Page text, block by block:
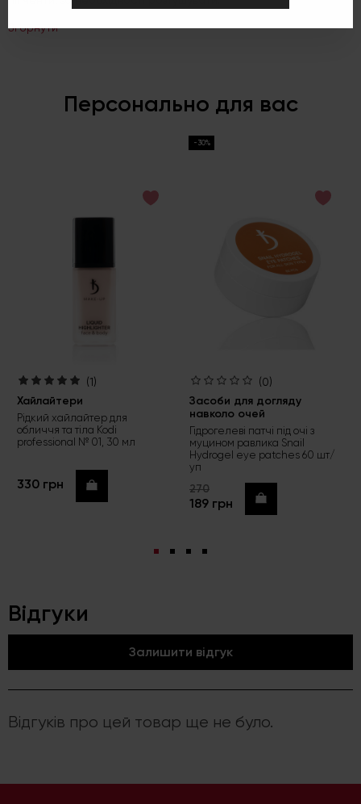
Згорнути
Персонально для вас
(1)
Хайлайтери
Рідкий хайлайтер для
обличчя та тіла Kodi
professional № 01, 30 мл
330 грн Купити
-30%
(0)
Засоби для догляду
навколо очей
Гідрогелеві патчі під очі з
муцином равлика Snail
Hydrogel eye patches 60 шт/
уп
270
189 грн Купити
Відгуки
Залишити відгук
Відгуків про цей товар ще не було.